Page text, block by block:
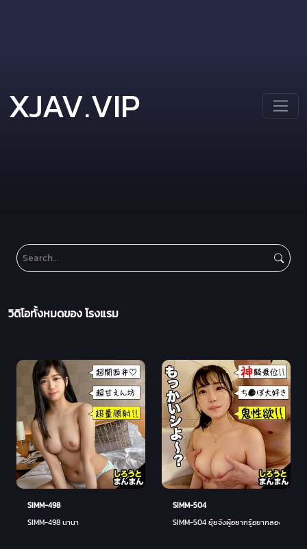
XJAV.VIP
วิดิโอทั้งหมดของ โรงแรม
SIMM-498
SIMM-498 นานา
SIMM-504
SIMM-504 ยุ้ยจังผู้อยากรู้อยากลอง